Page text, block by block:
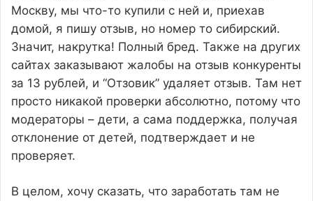
Москву, мы что-то купили с ней и, приехав
домой, я пишу отзыв, но номер то сибирский.
Значит, накрутка! Полный бред. Также на других
сайтах заказывают жалобы на отзыв конкуренты
за 13 рублей, и “Отзовик” удаляет отзыв. Там нет
просто никакой проверки абсолютно, потому что
модераторы – дети, а сама поддержка, получая
отклонение от детей, подтверждает и не
проверяет.
В целом, хочу сказать, что заработать там не